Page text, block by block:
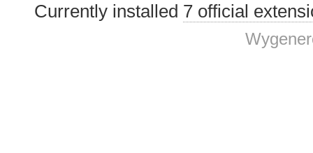
Currently installed 7 official